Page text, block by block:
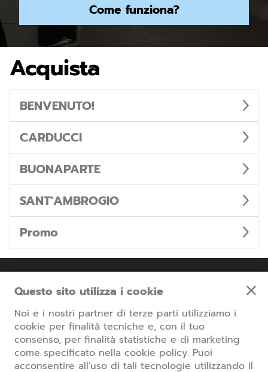
Come funziona?
Acquista
BENVENUTO!
CARDUCCI
BUONAPARTE
SANT'AMBROGIO
Promo
Informazioni
Parcheggi Milano Centro
www.parcheggiomilanocentro.com
Ritorna al sito principale
Questo sito utilizza i cookie
Noi e i nostri partner di terze parti utilizziamo i
cookie per finalità tecniche e, con il tuo
consenso, per finalità statistiche e di marketing
come specificato nella cookie policy. Puoi
acconsentire all'uso di tali tecnologie utilizzando il